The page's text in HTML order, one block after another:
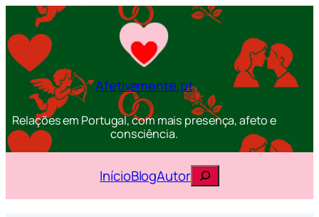
Afetivamente.pt
Relações em Portugal, com mais presença, afeto e
consciência.
InícioBlogAutorPesquisar